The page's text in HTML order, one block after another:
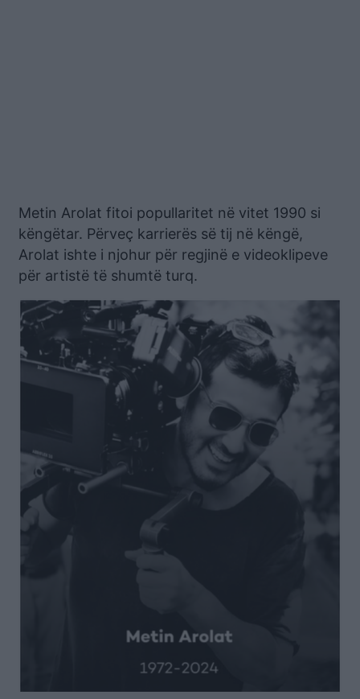
Metin Arolat fitoi popullaritet në vitet 1990 si
këngëtar. Përveç karrierës së tij në këngë,
Arolat ishte i njohur për regjinë e videoklipeve
për artistë të shumtë turq.